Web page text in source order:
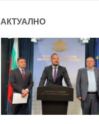
АКТУАЛНО